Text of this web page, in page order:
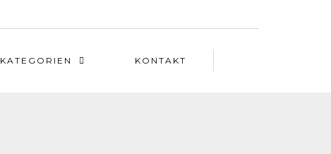
KATEGORIEN KONTAKT